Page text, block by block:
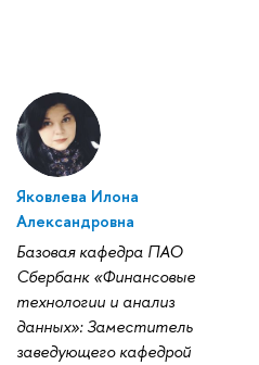
Яковлева Илона
Александровна
Базовая кафедра ПАО
Сбербанк «Финансовые
технологии и анализ
данных»: Заместитель
заведующего кафедрой